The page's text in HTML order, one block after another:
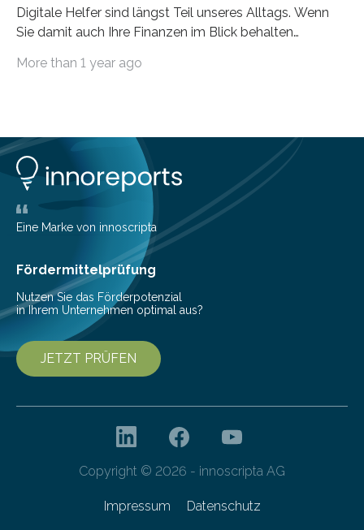
Digitale Helfer sind längst Teil unseres Alltags. Wenn
Sie damit auch Ihre Finanzen im Blick behalten
die genau das ermöglichen: Sie helfen Ihnen, Ausgaben
Lösungen interessieren. 1. Multibanking-Tools: Alle
Konten auf einen Blick Viele Banken bieten bereits in
ihrem Online-Banking eine Multibanking-Funktion an,
mit der sich Konten bei anderen Banken…
More than 1 year ago
Eine Marke von innoscripta
Fördermittelprüfung
Nutzen Sie das Förderpotenzial
in Ihrem Unternehmen optimal aus?
JETZT PRÜFEN
Copyright © 2026 - innoscripta AG
Impressum Datenschutz